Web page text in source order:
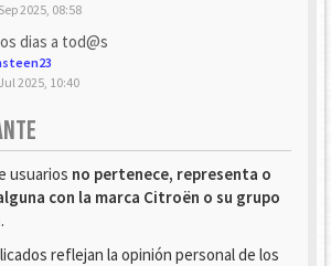
2025, 08:58
dias a tod@s
2025, 10:40
usuarios no pertenece, representa o
con la marca Citroën o su grupo
.
reflejan la opinión personal de los